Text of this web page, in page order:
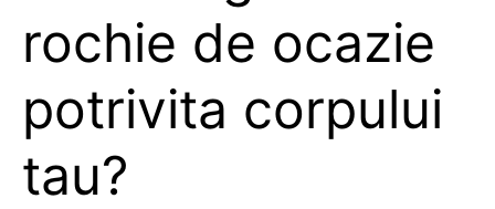
rochie de ocazie
potrivita corpului
tau?